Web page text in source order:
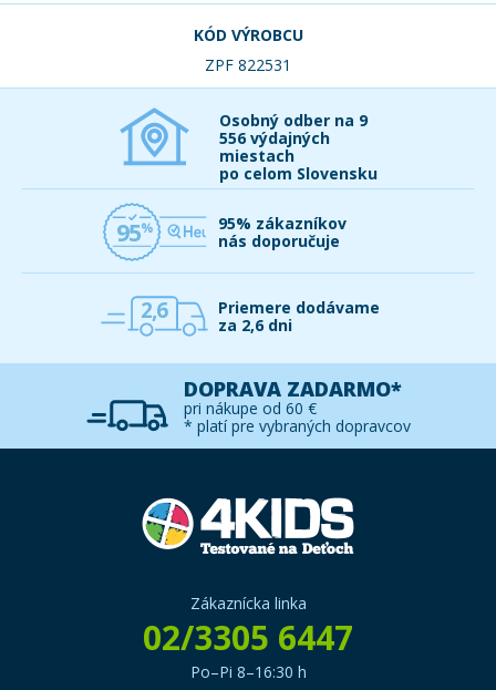
KÓD VÝROBCU
ZPF 822531
Osobný odber na 9
556 výdajných
miestach
po celom Slovensku
95
95% zákazníkov
nás doporučuje
2,6
Priemere dodávame
za 2,6 dni
DOPRAVA ZADARMO*
pri nákupe od 60 €
* platí pre vybraných dopravcov
Zákaznícka linka
02/3305 6447
Po–Pi 8–16:30 h